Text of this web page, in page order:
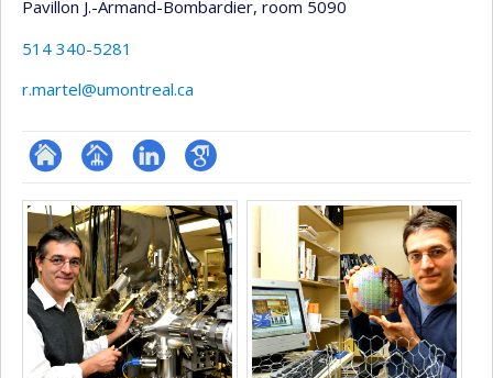
Pavillon J.-Armand-Bombardier, room 5090
514 340-5281
r.martel@umontreal.ca
ResearchGate
Page
professionnelle
(faculté,département,école)
LinkedInGoogle
Scholar
Media